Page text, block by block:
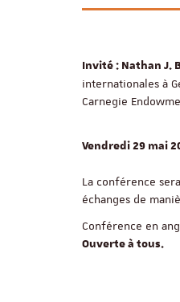
Invité : Nathan J.
internationales à
Carnegie
Vendredi 29 mai
La conférence
échanges de
Conférence en
Ouverte à tous.